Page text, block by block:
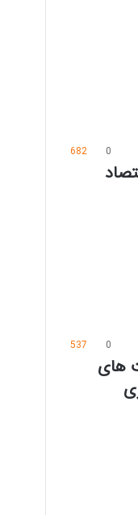
0
682
0
537
های